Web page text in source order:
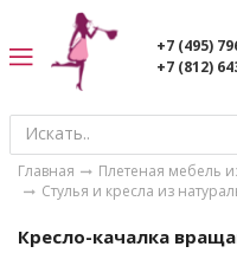
+7 (495)
+7 (812)
Главная
Плетеная мебель
Стулья и кресла из
Кресло-качалка